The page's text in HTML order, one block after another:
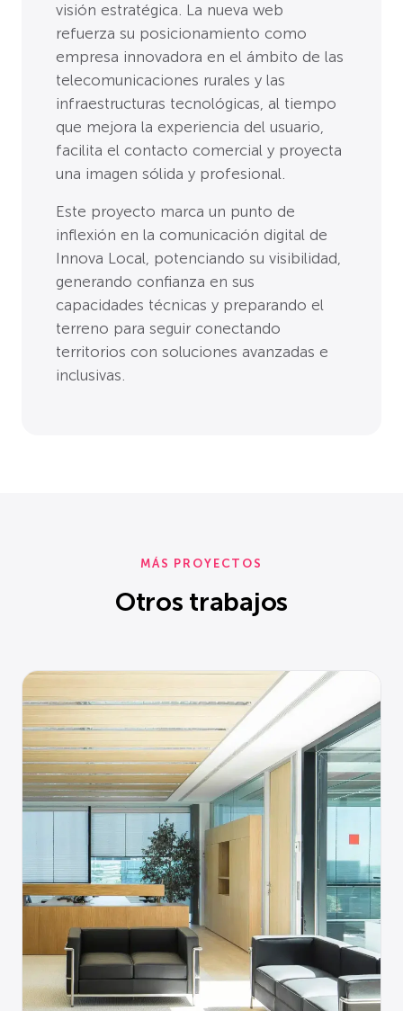
visión estratégica. La nueva web
refuerza su posicionamiento como
empresa innovadora en el ámbito de las
telecomunicaciones rurales y las
infraestructuras tecnológicas, al tiempo
que mejora la experiencia del usuario,
facilita el contacto comercial y proyecta
una imagen sólida y profesional.
Este proyecto marca un punto de
inflexión en la comunicación digital de
Innova Local, potenciando su visibilidad,
generando confianza en sus
capacidades técnicas y preparando el
terreno para seguir conectando
territorios con soluciones avanzadas e
inclusivas.
MÁS PROYECTOS
Otros trabajos